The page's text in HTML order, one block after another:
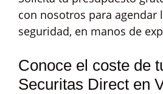
con nosotros para agendar
seguridad, en manos de
Conoce el coste de
Securitas Direct en